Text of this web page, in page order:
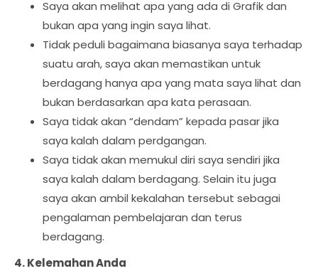
Saya akan melihat apa yang ada di Grafik dan
bukan apa yang ingin saya lihat.
Tidak peduli bagaimana biasanya saya terhadap
suatu arah, saya akan memastikan untuk
berdagang hanya apa yang mata saya lihat dan
bukan berdasarkan apa kata perasaan.
Saya tidak akan “dendam” kepada pasar jika
saya kalah dalam perdgangan.
Saya tidak akan memukul diri saya sendiri jika
saya kalah dalam berdagang. Selain itu juga
saya akan ambil kekalahan tersebut sebagai
pengalaman pembelajaran dan terus
berdagang.
4. Kelemahan Anda